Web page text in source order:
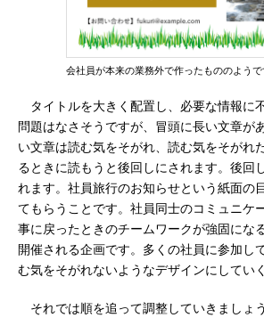
会社員が本来の業務外で作ったもののよう
タイトルを大きく配置し、必要な情報に
問題はなさそうですが、冒頭に長い文章が
い文章は読む気をそがれ、読む気をそがれ
るときに読もうと後回しにされます。後回
れます。社員旅行のお知らせという紙面の
てもらうことです。社員同士のコミュニケ
事に戻ったときのチームワークが強固にな
開催される企画です。多くの社員に参加し
む気をそがれないようなデザインにしてい
それでは順を追って調整していきましょう